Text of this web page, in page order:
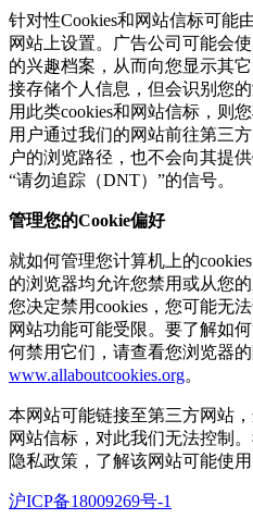
针对性Cookies和网站信标可能
网站上设置。广告公司可能会
的兴趣档案，从而向您显示其
接存储个人信息，但会识别您
用此类cookies和网站信标，则
用户通过我们的网站前往第三
户的浏览路径，也不会向其提
“请勿追踪（DNT）”的信号。
管理您的Cookie偏好
就如何管理您计算机上的
的浏览器均允许您禁用或从您
您决定禁用cookies，您可能无
网站功能可能受限。要了解如
何禁用它们，请查看您浏览器
www.allaboutcookies.org。
本网站可能链接至第三方网站
网站信标，对此我们无法控制
隐私政策，了解该网站可能使用
沪ICP备18009269号-1